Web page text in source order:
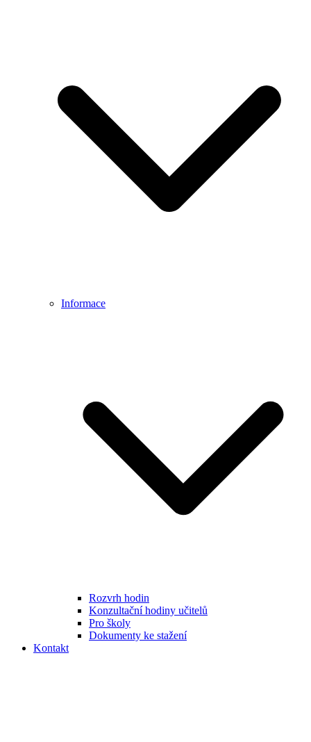
Informace
Rozvrh hodin
Konzultační hodiny učitelů
Pro školy
Dokumenty ke stažení
Kontakt